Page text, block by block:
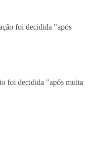
foi decidida "após muita